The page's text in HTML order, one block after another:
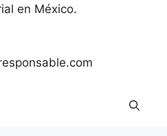
en México.